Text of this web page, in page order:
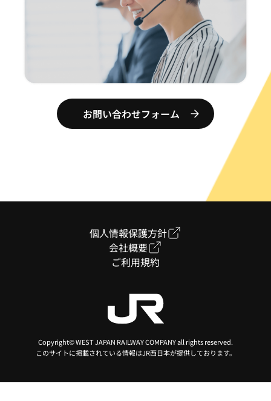
お問い合わせフォーム
個人情報保護方針
会社概要
ご利用規約
Copyright© WEST JAPAN RAILWAY COMPANY all rights reserved.
このサイトに掲載されている情報はJR西日本が提供しております。